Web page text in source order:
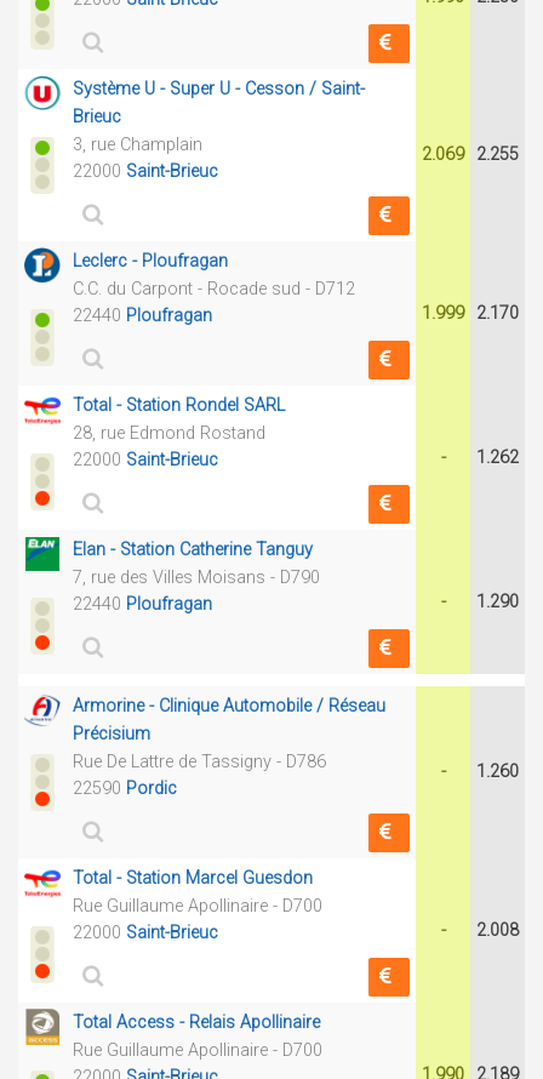
Système U - Super U - Cesson / Saint-
Brieuc
3, rue Champlain
22000 Saint-Brieuc
2.069 2.255
Leclerc - Ploufragan
C.C. du Carpont - Rocade sud - D712
22440 Ploufragan 1.999 2.170
Total - Station Rondel SARL
28, rue Edmond Rostand
22000 Saint-Brieuc - 1.262
Elan - Station Catherine Tanguy
7, rue des Villes Moisans - D790
22440 Ploufragan - 1.290
Armorine - Clinique Automobile / Réseau
Précisium
Rue De Lattre de Tassigny - D786
22590 Pordic
- 1.260
Total - Station Marcel Guesdon
Rue Guillaume Apollinaire - D700
22000 Saint-Brieuc - 2.008
Total Access - Relais Apollinaire
Rue Guillaume Apollinaire - D700
1.990 2.189